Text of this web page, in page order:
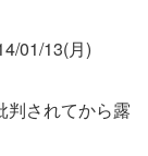
01/13(月)
判されてから露